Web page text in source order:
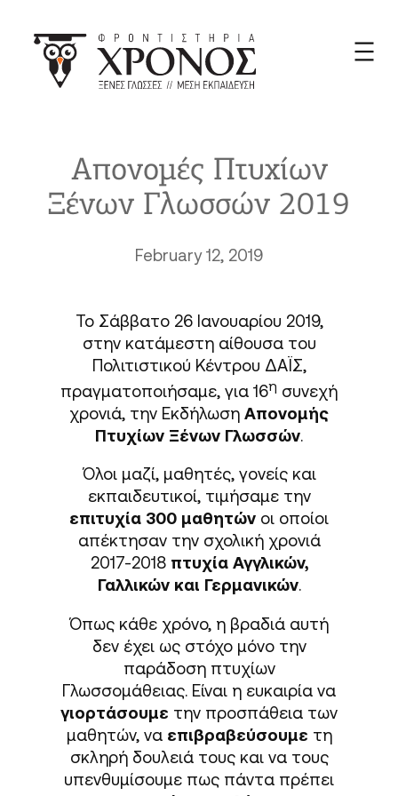
content
Απονομές Πτυχίων
Ξένων Γλωσσών 2019
February 12, 2019
Το Σάββατο 26 Ιανουαρίου 2019,
στην κατάμεστη αίθουσα του
Πολιτιστικού Κέντρου ΔΑΪΣ,
πραγματοποιήσαμε, για 16η συνεχή
χρονιά, την Εκδήλωση Απονομής
Πτυχίων Ξένων Γλωσσών.
Όλοι μαζί, μαθητές, γονείς και
εκπαιδευτικοί, τιμήσαμε την
επιτυχία 300 μαθητών οι οποίοι
απέκτησαν την σχολική χρονιά
2017-2018 πτυχία Αγγλικών,
Γαλλικών και Γερμανικών.
Όπως κάθε χρόνο, η βραδιά αυτή
δεν έχει ως στόχο μόνο την
παράδοση πτυχίων
Γλωσσομάθειας. Είναι η ευκαιρία να
γιορτάσουμε την προσπάθεια των
μαθητών, να επιβραβεύσουμε τη
σκληρή δουλειά τους και να τους
υπενθυμίσουμε πως πάντα πρέπει